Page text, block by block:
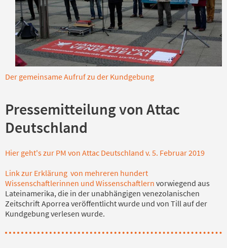
Der gemeinsame Aufruf zu der Kundgebung
Pressemitteilung von Attac
Deutschland
Hier geht's zur PM von Attac Deutschland v. 5. Februar 2019
Link zur Erklärung von mehreren hundert
Wissenschaftlerinnen und Wissenschaftlern vorwiegend aus
Lateinamerika, die in der unabhängigen venezolanischen
Zeitschrift Aporrea veröffentlicht wurde und von Till auf der
Kundgebung verlesen wurde.